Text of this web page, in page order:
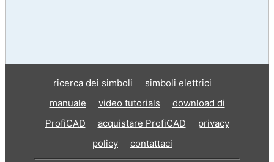
ricerca dei simboli
simboli elettrici
manuale
video tutorials
download di
ProfiCAD
acquistare ProfiCAD
privacy
policy
contattaci